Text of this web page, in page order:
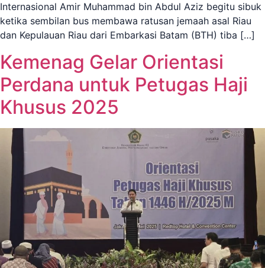
Internasional Amir Muhammad bin Abdul Aziz begitu sibuk
ketika sembilan bus membawa ratusan jemaah asal Riau
dan Kepulauan Riau dari Embarkasi Batam (BTH) tiba […]
Kemenag Gelar Orientasi
Perdana untuk Petugas Haji
Khusus 2025